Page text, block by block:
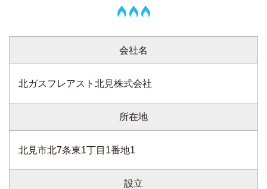
会社名
北ガスフレアスト北見株式会社
所在地
北見市北7条東1丁目1番地1
設立